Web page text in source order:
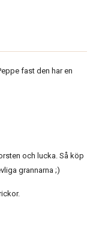
fast den har en
Peppe
och lucka. Så köp
grannarna ;)